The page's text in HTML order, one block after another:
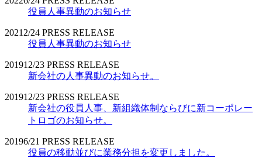
役員人事異動のお知らせ
2021 2/24 PRESS RELEASE
役員人事異動のお知らせ
201912/23 PRESS RELEASE
新会社の人事異動のお知らせ。
201912/23 PRESS RELEASE
新会社の役員人事、新組織体制ならびに新コーポレー
トロゴのお知らせ。
20196/21 PRESS RELEASE
役員の移動並びに業務分担を変更しました。